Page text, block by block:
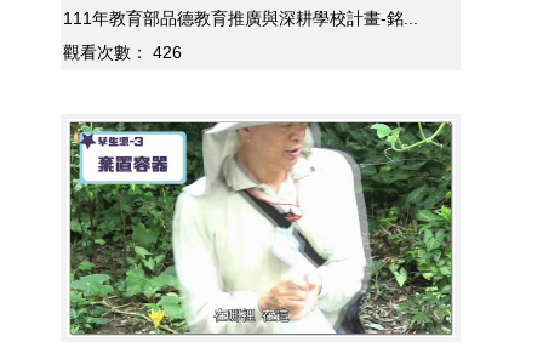
111年教育部品德教育推廣與深耕學校計畫-銘...
觀看次數：
426